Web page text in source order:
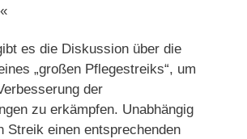
es die Diskussion über die
„großen Pflegestreiks“, um
der
zu erkämpfen. Unabhängig
Streik einen entsprechenden